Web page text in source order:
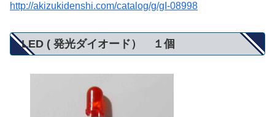
http://akizukidenshi.com/catalog/g/gI-08998
LED ( 発光ダイオード） １個